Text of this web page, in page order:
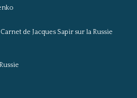
de Jacques Sapir sur la Russie